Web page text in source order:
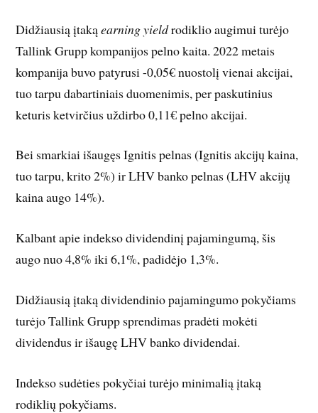
Didžiausią įtakąearning yieldrodiklio augimui turėjo
Tallink Grupp kompanijos pelno kaita. 2022 metais
kompanija buvo patyrusi -0,05€ nuostolį vienai akcijai,
tuo tarpu dabartiniais duomenimis, per paskutinius
keturis ketvirčius uždirbo 0,11€ pelno akcijai.
Bei smarkiai išaugęs Ignitis pelnas (Ignitis akcijų kaina,
tuo tarpu, krito 2%) ir LHV banko pelnas (LHV akcijų
kaina augo 14%).
Kalbant apie indekso dividendinį pajamingumą, šis
augo nuo 4,8% iki 6,1%, padidėjo 1,3%.
Didžiausią įtaką dividendinio pajamingumo pokyčiams
turėjo Tallink Grupp sprendimas pradėti mokėti
dividendus ir išaugę LHV banko dividendai.
Indekso sudėties pokyčiai turėjo minimalią įtaką
rodiklių pokyčiams.